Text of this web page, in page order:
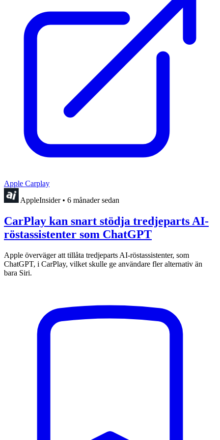
Apple Carplay
AppleInsider • 6 månader sedan
CarPlay kan snart stödja tredjeparts AI-
röstassistenter som ChatGPT
Apple överväger att tillåta tredjeparts AI-röstassistenter, som
ChatGPT, i CarPlay, vilket skulle ge användare fler alternativ än
bara Siri.